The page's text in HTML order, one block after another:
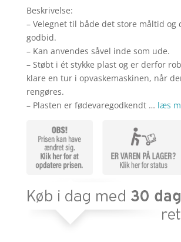
var:
kr.
Beskrivelse:
– Velegnet til både det store måltid og
godbid.
– Kan anvendes såvel inde som ude.
– Støbt i ét stykke plast og er derfor
klare en tur i opvaskemaskinen, når
rengøres.
– Plasten er fødevaregodkendt … læs